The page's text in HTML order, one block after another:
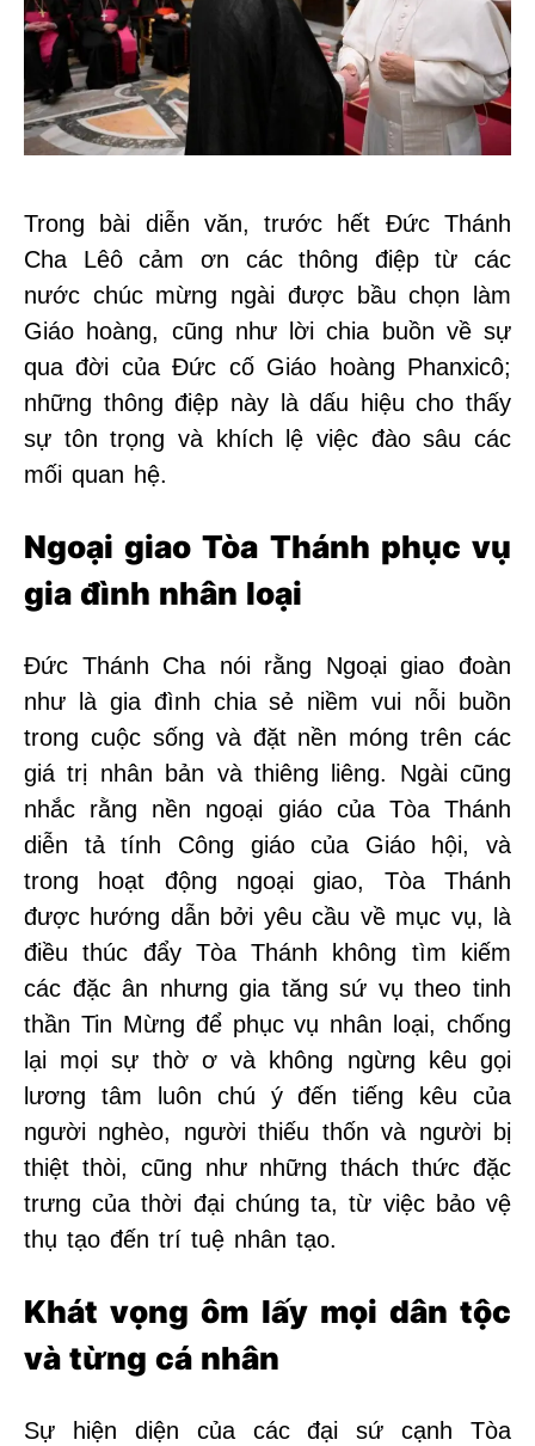
Trong bài diễn văn, trước hết Đức Thánh
Cha Lêô cảm ơn các thông điệp từ các
nước chúc mừng ngài được bầu chọn làm
Giáo hoàng, cũng như lời chia buồn về sự
qua đời của Đức cố Giáo hoàng Phanxicô;
những thông điệp này là dấu hiệu cho thấy
sự tôn trọng và khích lệ việc đào sâu các
mối quan hệ.
Ngoại giao Tòa Thánh phục vụ
gia đình nhân loại
Đức Thánh Cha nói rằng Ngoại giao đoàn
như là gia đình chia sẻ niềm vui nỗi buồn
trong cuộc sống và đặt nền móng trên các
giá trị nhân bản và thiêng liêng. Ngài cũng
nhắc rằng nền ngoại giáo của Tòa Thánh
diễn tả tính Công giáo của Giáo hội, và
trong hoạt động ngoại giao, Tòa Thánh
được hướng dẫn bởi yêu cầu về mục vụ, là
điều thúc đẩy Tòa Thánh không tìm kiếm
các đặc ân nhưng gia tăng sứ vụ theo tinh
thần Tin Mừng để phục vụ nhân loại, chống
lại mọi sự thờ ơ và không ngừng kêu gọi
lương tâm luôn chú ý đến tiếng kêu của
người nghèo, người thiếu thốn và người bị
thiệt thòi, cũng như những thách thức đặc
trưng của thời đại chúng ta, từ việc bảo vệ
thụ tạo đến trí tuệ nhân tạo.
Khát vọng ôm lấy mọi dân tộc
và từng cá nhân
Sự hiện diện của các đại sứ cạnh Tòa